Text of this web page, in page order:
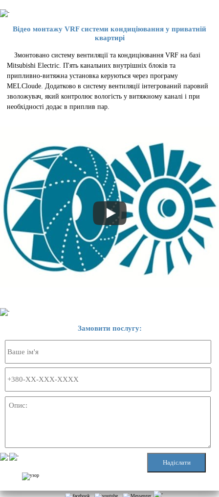
Відео монтажу VRF системи кондиціювання у приватній
квартирі
Змонтовано систему вентиляції та кондиціювання VRF на базі
Mitsubishi Electric. П'ять канальних внутрішніх блоків та
припливно-витяжна установка керуються через програму
MELCloude. Додатково в систему вентиляції інтегрований паровий
зволожувач, який контролює вологість у витяжному каналі і при
необхідності додає в приплив пар.
Замовити послугу: